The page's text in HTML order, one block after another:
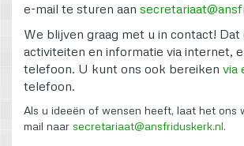
e-mail te sturen aan
We blijven graag met u in contact!
activiteiten en informatie via internet,
telefoon. U kunt ons ook bereiken via
telefoon.
Als u ideeën of wensen heeft, laat het ons
mail naar secretariaat@ansfriduskerk.nl.